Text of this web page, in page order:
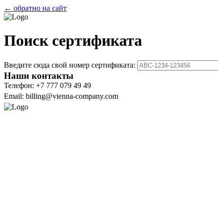
← обратно на сайт
Поиск сертификата
Введите сюда свой номер сертификата:
Наши контакты
Телефон: +7 777 079 49 49
Email: billing@vienna-company.com